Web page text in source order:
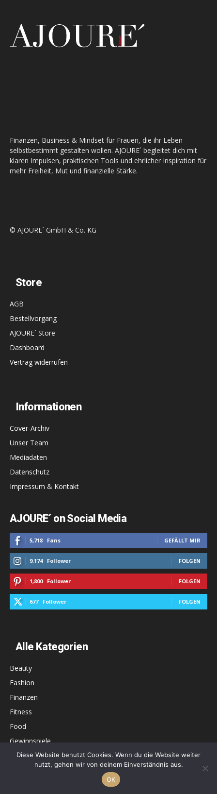
Finanzen, Business & Mindset für Frauen, die ihr Leben
selbstbestimmt gestalten wollen. AJOURE´ begleitet dich mit
klaren Impulsen, praktischen Tools und ehrlicher Inspiration für
mehr Freiheit, Mut und finanzielle Stärke.
© AJOURE´ GmbH & Co. KG
Store
AGB
Bestellvorgang
AJOURE´ Store
Dashboard
Vertrag widerrufen
Informationen
Cover-Archiv
Unser Team
Mediadaten
Datenschutz
Impressum & Kontakt
AJOURE´ on Social Media
5,718 Fans GEFÄLLT MIR
9,174 Follower FOLGEN
1,800 Follower FOLGEN
677 Follower FOLGEN
Alle Kategorien
Beauty
Fashion
Finanzen
Fitness
Food
Gewinnspiele
Health
Diese Website benutzt Cookies. Wenn du die Website weiter
nutzt, gehen wir von deinem Einverständnis aus.
OK